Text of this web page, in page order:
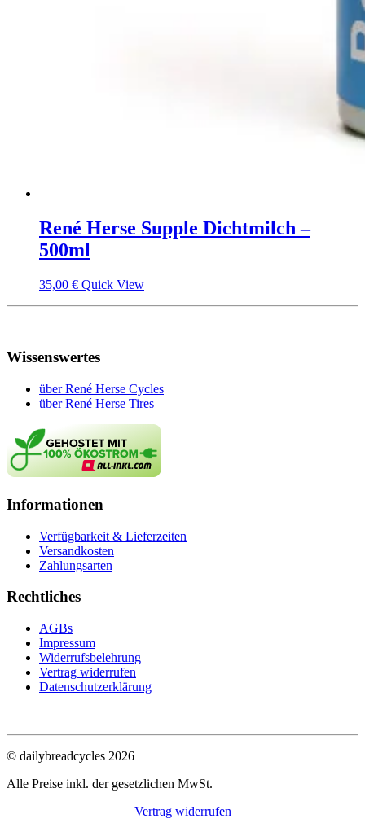
René Herse Supple Dichtmilch –
500ml
35,00 € Quick View
Wissenswertes
über René Herse Cycles
über René Herse Tires
Informationen
Verfügbarkeit & Lieferzeiten
Versandkosten
Zahlungsarten
Rechtliches
AGBs
Impressum
Widerrufsbelehrung
Vertrag widerrufen
Datenschutzerklärung
© dailybreadcycles 2026
Alle Preise inkl. der gesetzlichen MwSt.
Vertrag widerrufen